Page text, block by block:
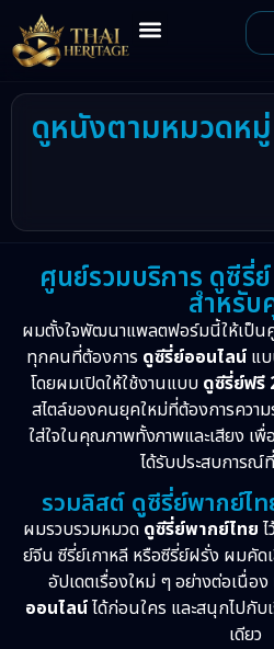
ดูหนังตามหมวดห
ศูนย์รวมบริการ ดูซีรี่
สำหรั
ผมตั้งใจพัฒนาแพลตฟอร์มนี้ให้เป็น
ทุกคนที่ต้องการ ดูซีรี่ย์ออนไลน์ แ
โดยผมเปิดให้ใช้งานแบบ ดูซีรี่ย์ฟรี
สไตล์ของคนยุคใหม่ที่ต้องการความ
ใส่ใจในคุณภาพทั้งภาพและเสียง เ
ได้รับประสบการณ์
รวมลิสต์ ดูซีรี่ย์พากย์ไ
ผมรวบรวมหมวด ดูซีรี่ย์พากย์ไทย
ย์จีน ซีรี่ย์เกาหลี หรือซีรี่ย์ฝรั่ง ผมคัด
อัปเดตเรื่องใหม่ ๆ อย่างต่อเนื่อ
ออนไลน์ได้ก่อนใคร และสนุกไปกับ
เดียว